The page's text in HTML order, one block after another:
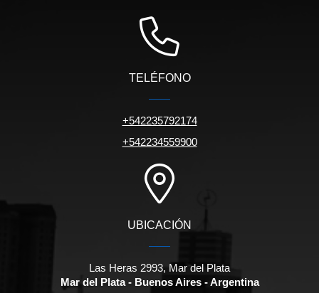
TELÉFONO
+542235792174
+542234559900
UBICACIÓN
Las Heras 2993, Mar del Plata
Mar del Plata - Buenos Aires - Argentina